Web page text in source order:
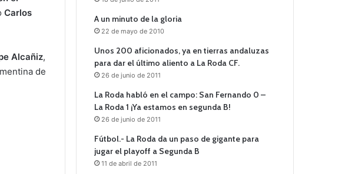
Carlos
Alcañiz,
de
A un minuto de la gloria
22 de mayo de 2010
Unos 200 aficionados, ya en tierras andaluzas
para dar el último aliento a La Roda CF.
26 de junio de 2011
La Roda habló en el campo: San Fernando 0 –
La Roda 1 ¡Ya estamos en segunda B!
26 de junio de 2011
Fútbol.- La Roda da un paso de gigante para
jugar el playoff a Segunda B
11 de abril de 2011